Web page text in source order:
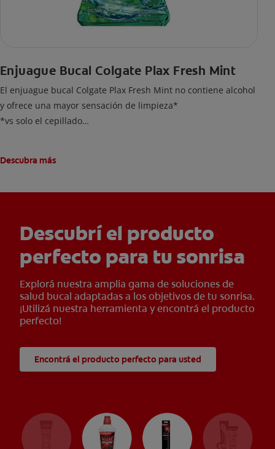
Enjuague Bucal Colgate Plax Fresh Mint
El enjuague bucal Colgate Plax Fresh Mint no contiene alcohol
y ofrece una mayor sensación de limpieza*
*vs solo el cepillado
**Ayuda a reducir hasta el 99,9% del total de bacterias
Descubra más
Descubrí el producto
perfecto para tu sonrisa
Explorá nuestra amplia gama de soluciones de
salud bucal adaptadas a los objetivos de tu sonrisa.
¡Utilizá nuestra herramienta y encontrá el producto
perfecto!
Encontrá el producto perfecto para usted